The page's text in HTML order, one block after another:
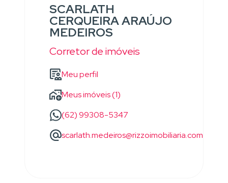
SCARLATH
CERQUEIRA ARAÚJO
MEDEIROS
Corretor de imóveis
Meu perfil
Meus imóveis (1)
(62) 99308-5347
scarlath.medeiros@rizzoimobiliaria.com